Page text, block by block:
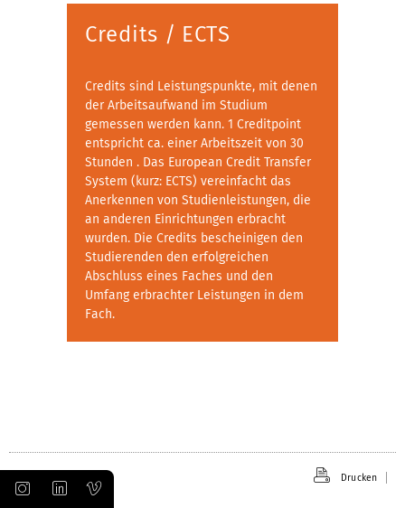
Credits / ECTS
Credits sind Leistungspunkte, mit denen
der Arbeitsaufwand im Studium
gemessen werden kann. 1 Creditpoint
entspricht ca. einer Arbeitszeit von 30
Stunden . Das European Credit Transfer
System (kurz: ECTS) vereinfacht das
Anerkennen von Studienleistungen, die
an anderen Einrichtungen erbracht
wurden. Die Credits bescheinigen den
Studierenden den erfolgreichen
Abschluss eines Faches und den
Umfang erbrachter Leistungen in dem
Fach.
Drucken